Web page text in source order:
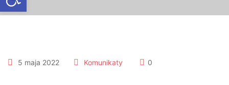
5 maja 2022 Komunikaty 0